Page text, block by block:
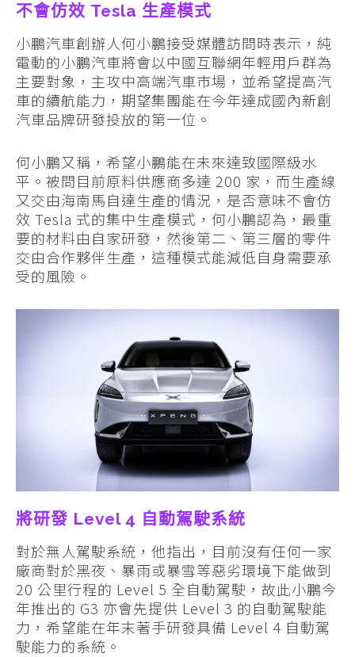
不會仿效 Tesla 生產模式
小鵬汽車創辦人何小鵬接受媒體訪問時表示，純
電動的小鵬汽車將會以中國互聯網年輕用戶群為
主要對象，主攻中高端汽車市場，並希望提高汽
車的續航能力，期望集團能在今年達成國內新創
汽車品牌研發投放的第一位。
何小鵬又稱，希望小鵬能在未來達致國際級水
平。被問目前原料供應商多達 200 家，而生產線
又交由海南馬自達生產的情況，是否意味不會仿
效 Tesla 式的集中生產模式，何小鵬認為，最重
要的材料由自家研發，然後第二、第三層的零件
交由合作夥伴生產，這種模式能減低自身需要承
受的風險。
將研發 Level 4 自動駕駛系統
對於無人駕駛系統，他指出，目前沒有任何一家
廠商對於黑夜、暴雨或暴雪等惡劣環境下能做到
20 公里行程的 Level 5 全自動駕駛，故此小鵬今
年推出的 G3 亦會先提供 Level 3 的自動駕駛能
力，希望能在年末著手研發具備 Level 4 自動駕
駛能力的系統。